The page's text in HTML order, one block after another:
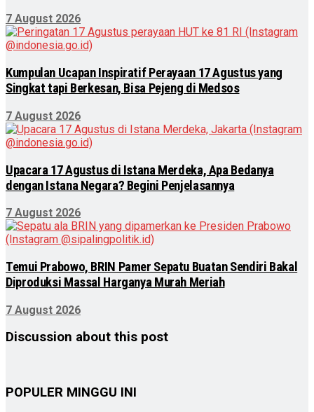
7 August 2026
Kumpulan Ucapan Inspiratif Perayaan 17 Agustus yang
Singkat tapi Berkesan, Bisa Pejeng di Medsos
7 August 2026
Upacara 17 Agustus di Istana Merdeka, Apa Bedanya
dengan Istana Negara? Begini Penjelasannya
7 August 2026
Temui Prabowo, BRIN Pamer Sepatu Buatan Sendiri Bakal
Diproduksi Massal Harganya Murah Meriah
7 August 2026
Discussion about this post
POPULER MINGGU INI